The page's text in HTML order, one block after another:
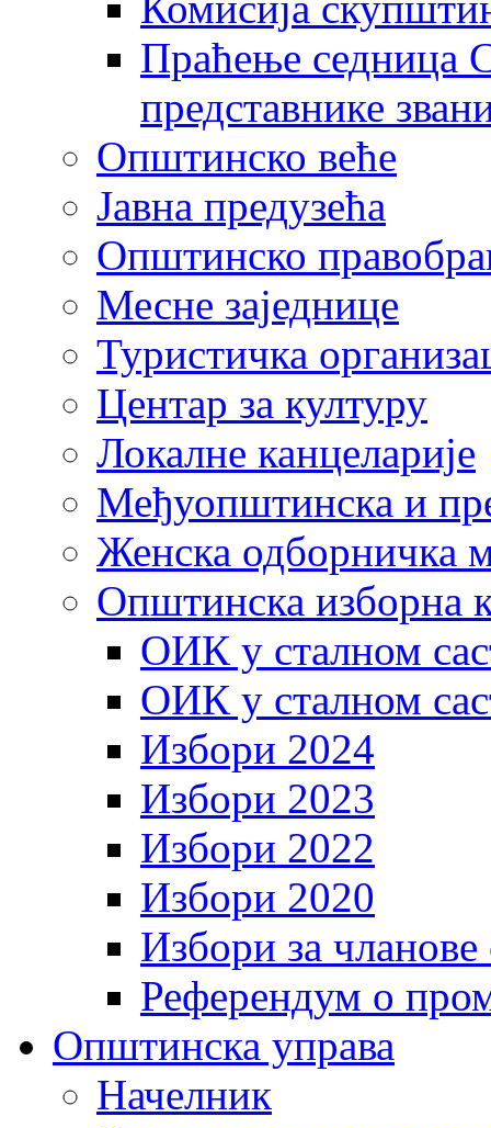
Праћење седница
представнике
Општинско веће
Јавна предузећа
Општинско
Месне заједнице
Туристичка
Центaр за културу
Локалне канцеларије
Међуопштинска и
Женска одборничка
Општинска изборна
ОИК у сталном
ОИК у сталном
Избори 2024
Избори 2023
Избори 2022
Избори 2020
Избори за
Референдум о
Општинска управа
Начелник